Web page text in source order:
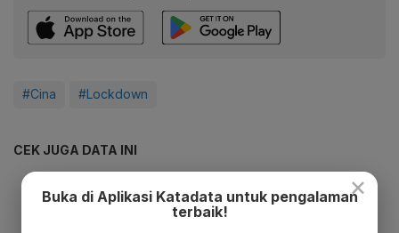
#Cina #Lockdown
CEK JUGA DATA INI
×
Buka di Aplikasi Katadata untuk pengalaman
terbaik!